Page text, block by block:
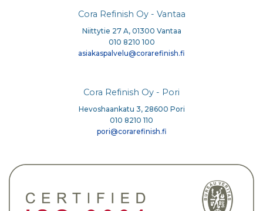
Cora Refinish Oy - Vantaa
Niittytie 27 A, 01300 Vantaa
010 8210 100
asiakaspalvelu@corarefinish.fi
Cora Refinish Oy - Pori
Hevoshaankatu 3, 28600 Pori
010 8210 110
pori@corarefinish.fi